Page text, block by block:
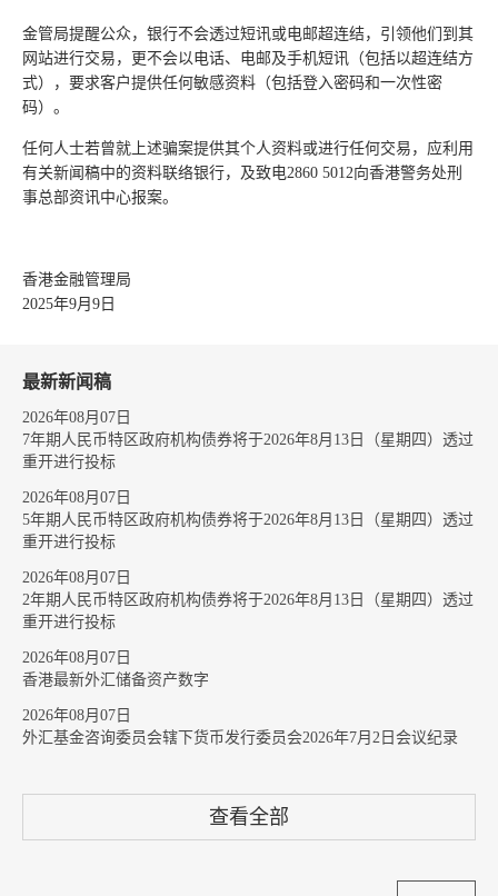
金管局提醒公众，银行不会透过短讯或电邮超连结，引领他们到其
网站进行交易，更不会以电话、电邮及手机短讯（包括以超连结方
式），要求客户提供任何敏感资料（包括登入密码和一次性密
码）。
任何人士若曾就上述骗案提供其个人资料或进行任何交易，应利用
有关新闻稿中的资料联络银行，及致电2860 5012向香港警务处刑
事总部资讯中心报案。
香港金融管理局
2025年9月9日
最新新闻稿
2026年08月07日
7年期人民币特区政府机构债券将于2026年8月13日（星期四）透过
重开进行投标
2026年08月07日
5年期人民币特区政府机构债券将于2026年8月13日（星期四）透过
重开进行投标
2026年08月07日
2年期人民币特区政府机构债券将于2026年8月13日（星期四）透过
重开进行投标
2026年08月07日
香港最新外汇储备资产数字
2026年08月07日
外汇基金咨询委员会辖下货币发行委员会2026年7月2日会议纪录
查看全部